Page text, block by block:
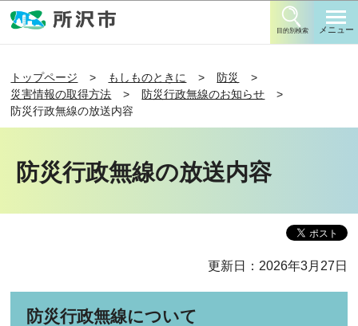
目的別検索 メニュー
トップページ もしものときに
防災
災害情報の取得方法
防災行政無線のお知らせ
防災行政無線の放送内容
防災行政無線の放送内容
更新日：2026年3月27日
防災行政無線について